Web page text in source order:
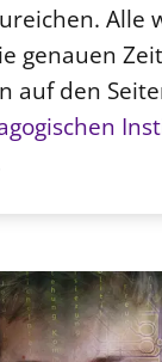
Alle
genauen
auf den